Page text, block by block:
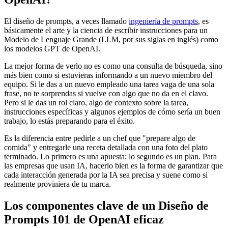
El diseño de prompts, a veces llamado ingeniería de prompts, es
básicamente el arte y la ciencia de escribir instrucciones para un
Modelo de Lenguaje Grande (LLM, por sus siglas en inglés) como
los modelos GPT de OpenAI.
La mejor forma de verlo no es como una consulta de búsqueda, sino
más bien como si estuvieras informando a un nuevo miembro del
equipo. Si le das a un nuevo empleado una tarea vaga de una sola
frase, no te sorprendas si vuelve con algo que no da en el clavo.
Pero si le das un rol claro, algo de contexto sobre la tarea,
instrucciones específicas y algunos ejemplos de cómo sería un buen
trabajo, lo estás preparando para el éxito.
Es la diferencia entre pedirle a un chef que "prepare algo de
comida" y entregarle una receta detallada con una foto del plato
terminado. Lo primero es una apuesta; lo segundo es un plan. Para
las empresas que usan IA, hacerlo bien es la forma de garantizar que
cada interacción generada por la IA sea precisa y suene como si
realmente proviniera de tu marca.
Los componentes clave de un Diseño de
Prompts 101 de OpenAI eficaz